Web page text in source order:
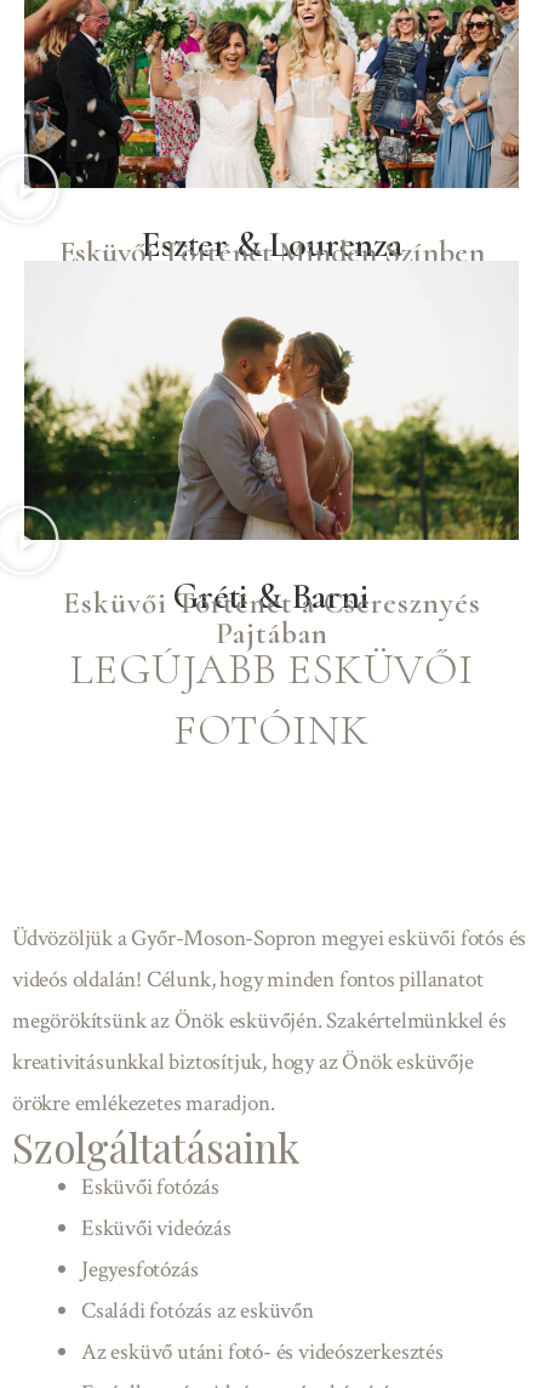
Eszter & Lourenza
Esküvői Történet Minden Színben
Gréti & Barni
Esküvői Történet a Cseresznyés
Pajtában
LEGÚJABB ESKÜVŐI
FOTÓINK
Üdvözöljük a Győr-Moson-Sopron megyei esküvői fotós és
videós oldalán! Célunk, hogy minden fontos pillanatot
megörökítsünk az Önök esküvőjén. Szakértelmünkkel és
kreativitásunkkal biztosítjuk, hogy az Önök esküvője
örökre emlékezetes maradjon.
Szolgáltatásaink
Esküvői fotózás
Esküvői videózás
Jegyesfotózás
Családi fotózás az esküvőn
Az esküvő utáni fotó- és videószerkesztés